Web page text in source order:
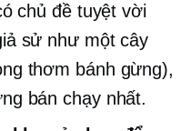
chủ đề tuyệt vời
sử như một cây
thơm bánh gừng),
bán chạy nhất.